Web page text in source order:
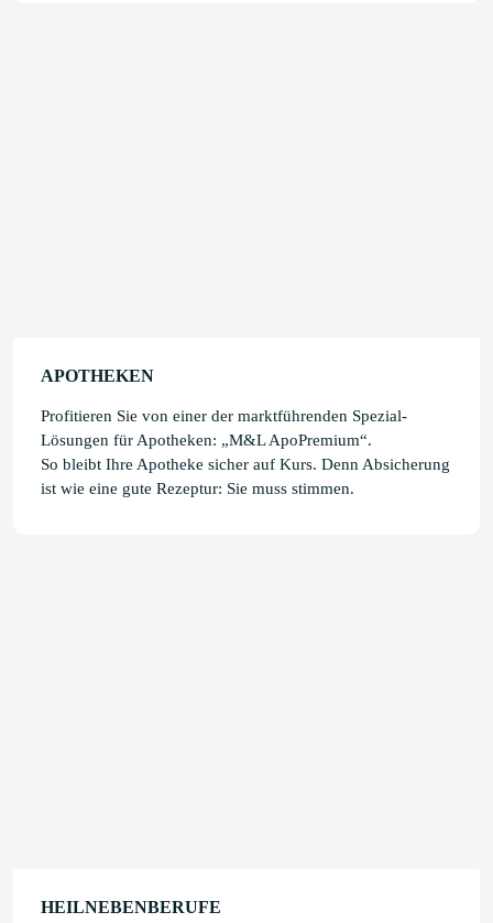
APOTHEKEN
Profitieren Sie von einer der marktführenden Spezial-
Lösungen für Apotheken: „M&L ApoPremium“.
So bleibt Ihre Apotheke sicher auf Kurs. Denn Absicherung
ist wie eine gute Rezeptur: Sie muss stimmen.
HEILNEBENBERUFE